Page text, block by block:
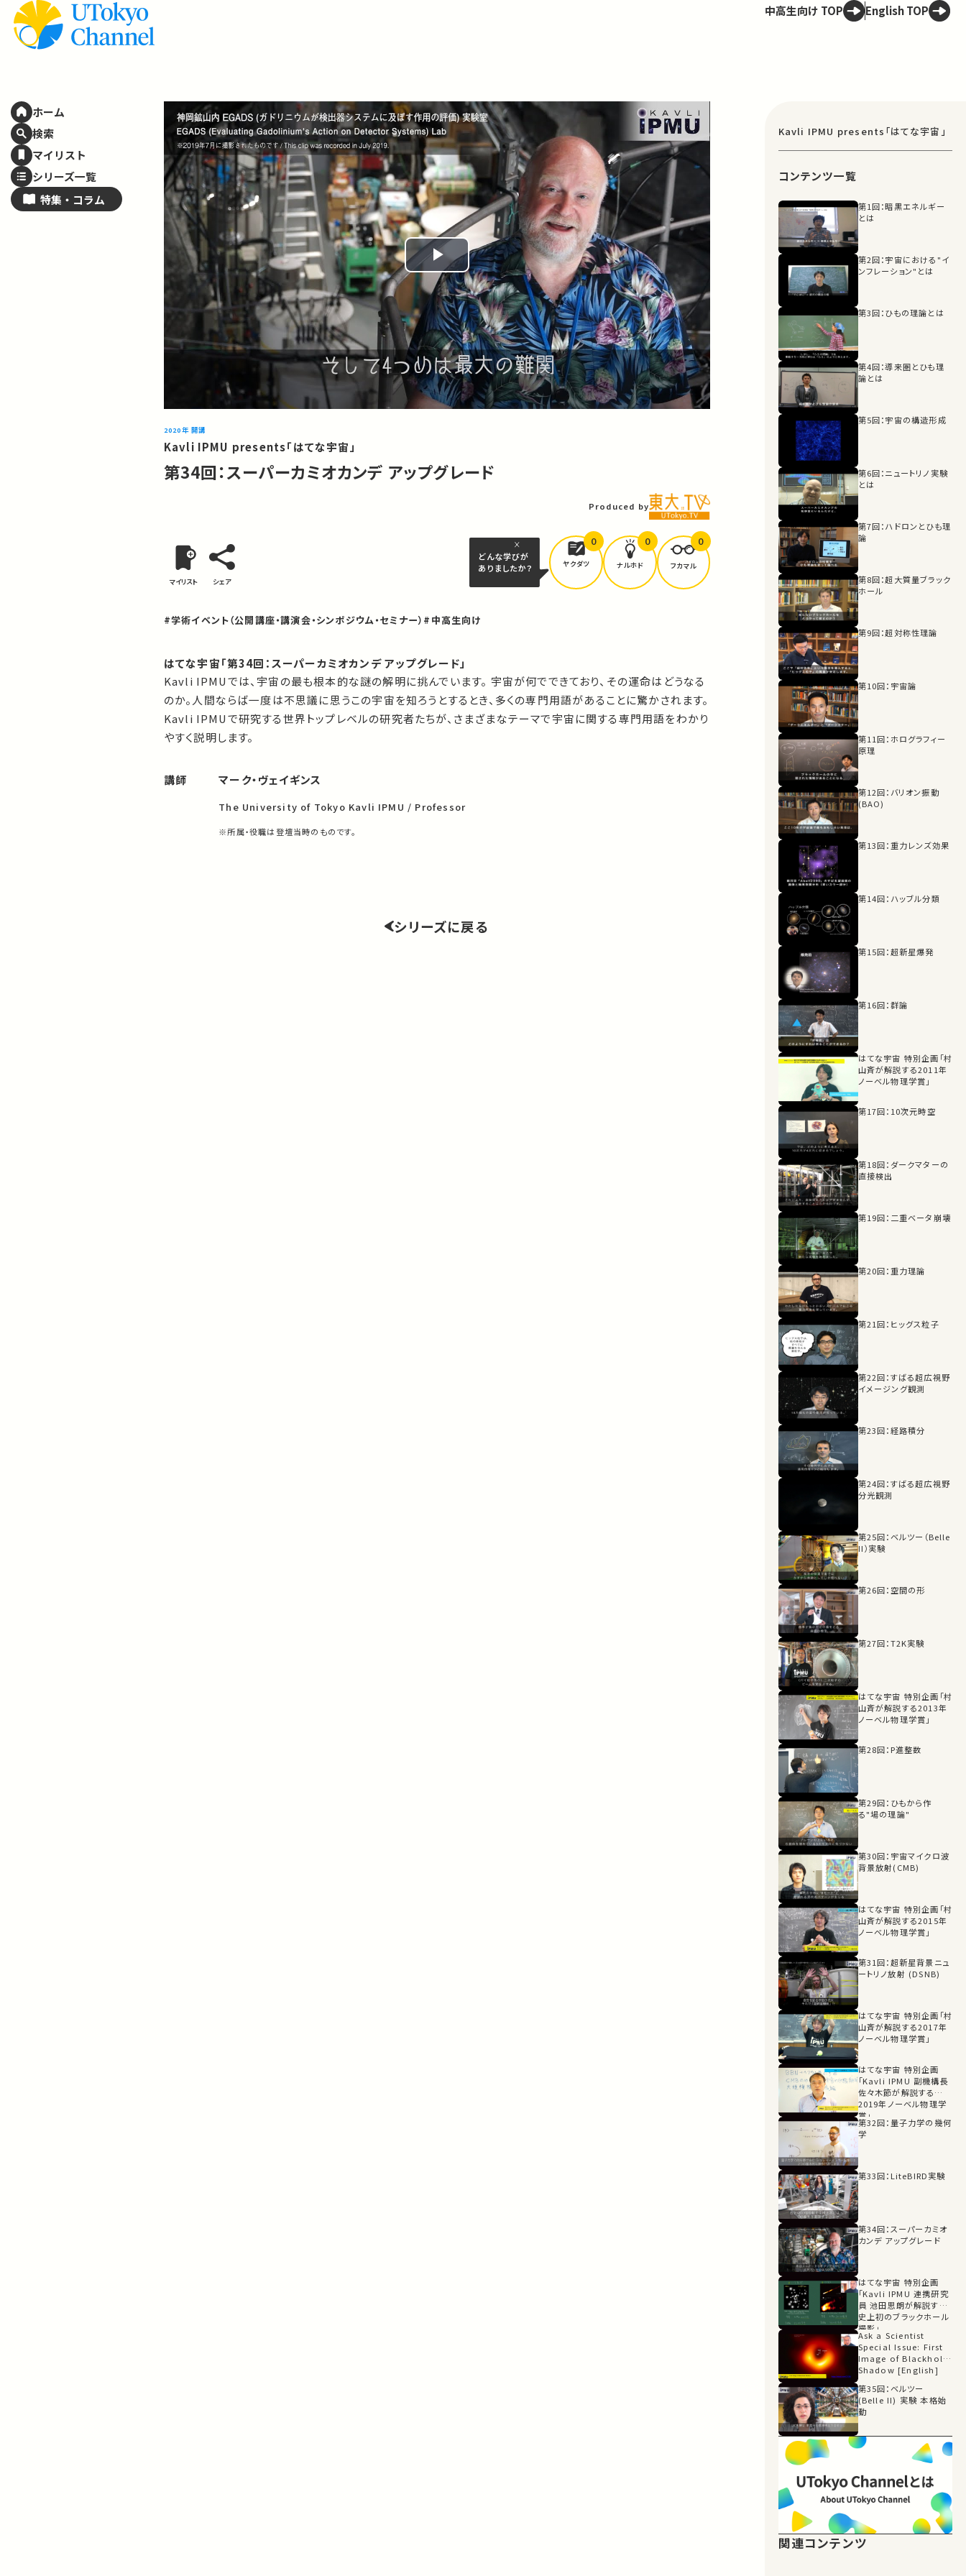
ホーム
検索
マイリスト
シリーズ一覧
特集・ コラム
中高生向け TOP English TOP
Play
Video
2020年 開講
Kavli IPMU presents「はてな宇宙」
第34回：スーパーカミオカンデ アップグレード
Produced by
マイリスト シェア
どんな学びが
ありましたか？
ヤクダツ
0
ナルホド
0
フカマル
0
#学術イベント（公開講座・講演会・シンポジウム・セミナー） #中高生向け
はてな宇宙「第34回：スーパーカミオカンデ アップグレード」
Kavli IPMUでは、宇宙の最も根本的な謎の解明に挑んでいます。 宇宙が何でできており、その運命はどうなる
のか。人間ならば一度は不思議に思うこの宇宙を知ろうとするとき、多くの専門用語があることに驚かされます。
Kavli IPMUで研究する世界トップレベルの研究者たちが、さまざまなテーマで宇宙に関する専門用語をわかり
やすく説明します。
講師 マーク・ヴェイギンス
The University of Tokyo Kavli IPMU / Professor
※所属・役職は登壇当時のものです。
シリーズに戻る
Kavli IPMU presents「はてな宇宙」
コンテンツ一覧
第1回：暗黒エネルギー
とは
第2回：宇宙における"イ
ンフレーション"とは
第3回：ひもの理論とは
第4回：導来圏とひも理
論とは
第5回：宇宙の構造形成
第6回：ニュートリノ実験
とは
第7回：ハドロンとひも理
論
第8回：超大質量ブラック
ホール
第9回：超対称性理論
第10回：宇宙論
第11回：ホログラフィー
原理
第12回：バリオン振動
(BAO)
第13回：重力レンズ効果
第14回：ハッブル分類
第15回：超新星爆発
第16回：群論
はてな宇宙 特別企画「村
山斉が解説する2011年
ノーベル物理学賞」
第17回：10次元時空
第18回：ダークマターの
直接検出
第19回：二重ベータ崩壊
第20回：重力理論
第21回：ヒッグス粒子
第22回：すばる超広視野
イメージング観測
第23回：経路積分
第24回：すばる超広視野
分光観測
第25回：ベルツー（Belle
II）実験
第26回：空間の形
第27回：T2K実験
はてな宇宙 特別企画「村
山斉が解説する2013年
ノーベル物理学賞」
第28回：P進整数
第29回：ひもから作
る"場の理論"
第30回：宇宙マイクロ波
背景放射(CMB)
はてな宇宙 特別企画「村
山斉が解説する2015年
ノーベル物理学賞」
第31回：超新星背景ニュ
ートリノ放射 (DSNB)
はてな宇宙 特別企画「村
山斉が解説する2017年
ノーベル物理学賞」
はてな宇宙 特別企画
「Kavli IPMU 副機構長
佐々木節が解説する
2019年ノーベル物理学
賞」
第32回：量子力学の幾何
学
第33回：LiteBIRD実験
第34回：スーパーカミオ
カンデ アップグレード
はてな宇宙 特別企画
「Kavli IPMU 連携研究
員 池田思朗が解説する
史上初のブラックホール
撮影」
Ask a Scientist
Special Issue: First
Image of Blackhole
Shadow [English]
第35回：ベルツー
(Belle II) 実験 本格始
動
関連コンテンツ